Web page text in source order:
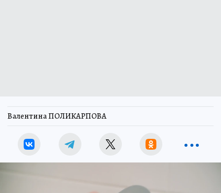
Валентина ПОЛИКАРПОВА